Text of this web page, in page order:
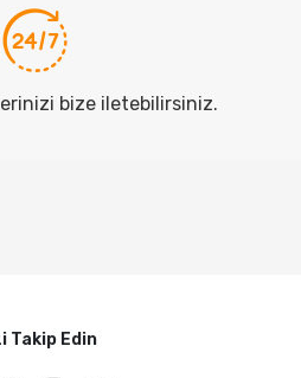
bize iletebilirsiniz.
Takip Edin